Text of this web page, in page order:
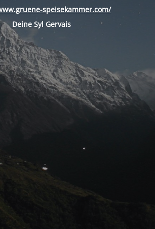
speisekammer.com/
Deine Syl Gervais